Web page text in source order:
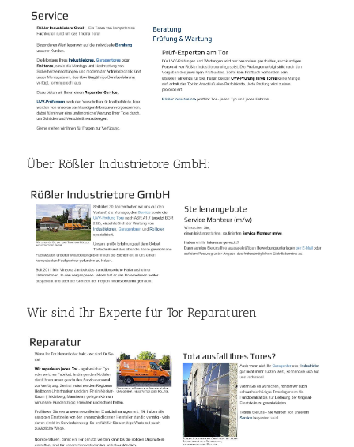
Über Rößler Industrietore GmbH:
Wir sind Ihr Experte für Tor Reparaturen